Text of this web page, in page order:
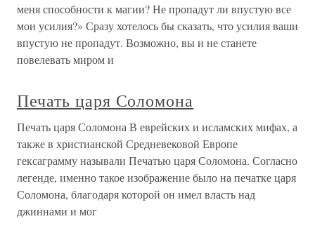
меня способности к магии? Не пропадут ли впустую все
мои усилия?» Сразу хотелось бы сказать, что усилия ваши
впустую не пропадут. Возможно, вы и не станете
повелевать миром и
Печать царя Соломона
Печать царя Соломона В еврейских и исламских мифах, а
также в христианской Средневековой Европе
гексаграмму называли Печатью царя Соломона. Согласно
легенде, именно такое изображение было на печатке царя
Соломона, благодаря которой он имел власть над
джиннами и мог